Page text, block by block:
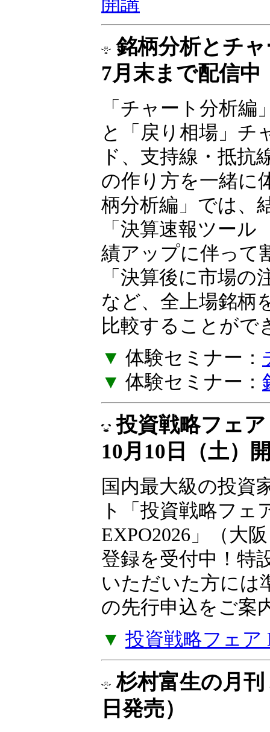
銘柄分析とチ
7月末まで配信中
「チャート分析
と「戻り相場」チ
ド、支持線・抵抗
の作り方を一緒に
柄分析編」では、
「決算速報ツー
績アップに伴って
「決算後に市場
など、全上場銘柄
比較することがで
▼ 体験セミナー：
▼ 体験セミナー：
投資戦略フェ
10月10日（土）
国内最大級の投資
ト「投資戦略フェ
EXPO2026」（大
登録を受付中！特
いただいた方には
の先行申込をご案
▼ 投資戦略フェア
杉村富生の月
日発売）